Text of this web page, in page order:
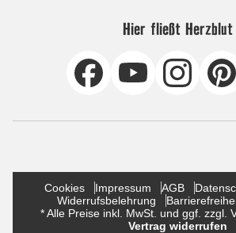
Hier fließt Herzblut
Cookies Impressum AGB
Widerrufsbelehrung
* Alle Preise inkl. MwSt. und ggf. zzgl.
Vertrag widerrufen